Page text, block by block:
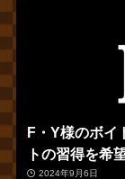
F・Y様のボイ
トの習得を希
2024年9月6日